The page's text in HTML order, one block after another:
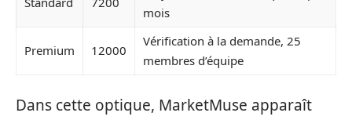
mois
Premium 12000
Vérification à la demande, 25
membres d’équipe
Dans cette optique, MarketMuse apparaît